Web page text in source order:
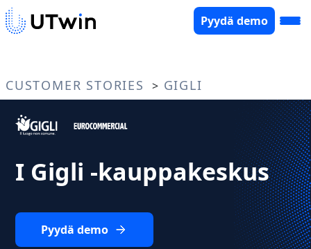
Pyydä demo
CUSTOMER STORIES > GIGLI
I Gigli -kauppakeskus
Pyydä demo